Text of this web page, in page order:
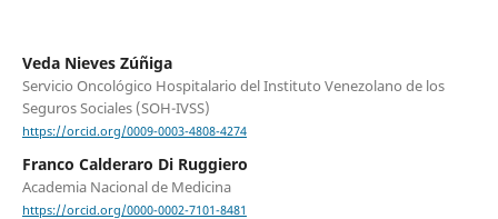
Veda Nieves Zúñiga
Servicio Oncológico Hospitalario del Instituto Venezolano de los
Seguros Sociales (SOH-IVSS)
https://orcid.org/0009-0003-4808-4274
Franco Calderaro Di Ruggiero
Academia Nacional de Medicina
https://orcid.org/0000-0002-7101-8481